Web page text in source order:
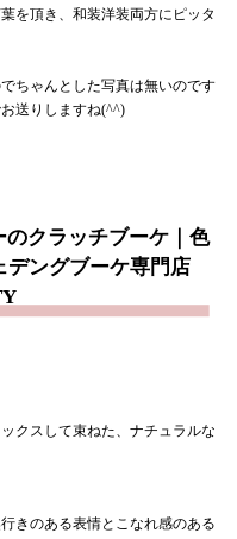
を頂き、和装洋装両方にピッタ
ちゃんとした写真は無いのです
送りしますね(^^)
クラッチブーケ｜色
デングブーケ専門店
クスして束ねた、ナチュラルな
きのある表情とこなれ感のある